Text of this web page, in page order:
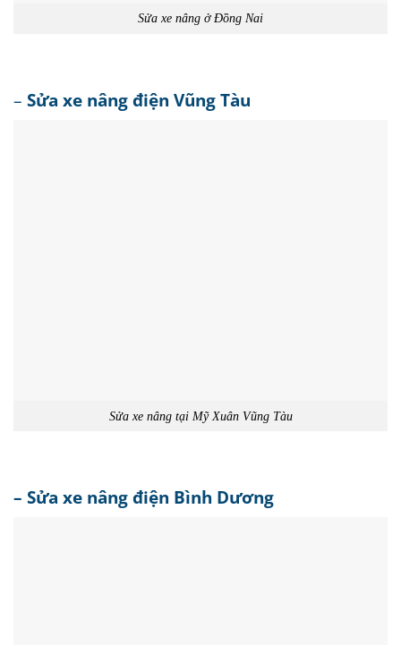
Sửa xe nâng ở Đồng Nai
– Sửa xe nâng điện Vũng Tàu
Sửa xe nâng tại Mỹ Xuân Vũng Tàu
– Sửa xe nâng điện Bình Dương